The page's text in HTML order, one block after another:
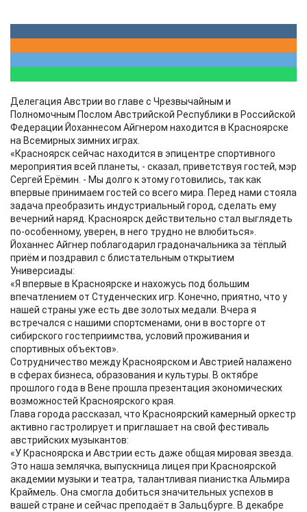
Делегация Австрии во главе с Чрезвычайным и
Полномочным Послом Австрийской Республики в Российской
Федерации Йоханнесом Айгнером находится в Красноярске
на Всемирных зимних играх.
«Красноярск сейчас находится в эпицентре спортивного
мероприятия всей планеты, - сказал, приветствуя гостей, мэр
Сергей Ерёмин. - Мы долго к этому готовились, так как
впервые принимаем гостей со всего мира. Перед нами стояла
задача преобразить индустриальный город, сделать ему
вечерний наряд. Красноярск действительно стал выглядеть
по-особенному, уверен, в него трудно не влюбиться».
Йоханнес Айгнер поблагодарил градоначальника за тёплый
приём и поздравил с блистательным открытием
Универсиады:
«Я впервые в Красноярске и нахожусь под большим
впечатлением от Студенческих игр. Конечно, приятно, что у
нашей страны уже есть две золотых медали. Вчера я
встречался с нашими спортсменами, они в восторге от
сибирского гостеприимства, условий проживания и
спортивных объектов».
Сотрудничество между Красноярском и Австрией налажено
в сферах бизнеса, образования и культуры. В октябре
прошлого года в Вене прошла презентация экономических
возможностей Красноярского края.
Глава города рассказал, что Красноярский камерный оркестр
активно гастролирует и приглашает на свой фестиваль
австрийских музыкантов:
«У Красноярска и Австрии есть даже общая мировая звезда.
Это наша землячка, выпускница лицея при Красноярской
академии музыки и театра, талантливая пианистка Альмира
Краймель. Она смогла добиться значительных успехов в
вашей стране и сейчас преподаёт в Зальцбурге. В декабре